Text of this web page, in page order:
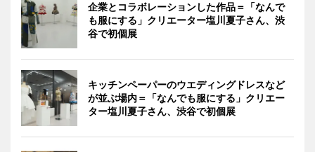
企業とコラボレーションした作品＝「なんで
も服にする」クリエーター塩川夏子さん、渋
谷で初個展
キッチンペーパーのウエディングドレスなど
が並ぶ場内＝「なんでも服にする」クリエー
ター塩川夏子さん、渋谷で初個展